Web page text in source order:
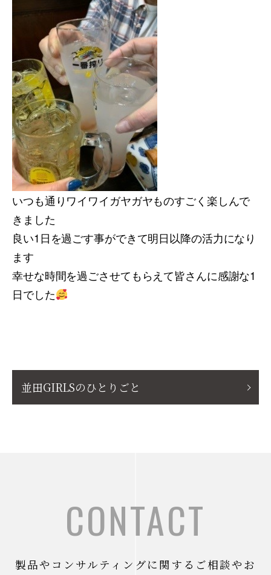
いつも通りワイワイガヤガヤものすごく楽しんで
きました
良い1日を過ごす事ができて明日以降の活力になり
ます
幸せな時間を過ごさせてもらえて皆さんに感謝な1
日でした
並田GIRLSのひとりごと
CONTACT
製品やコンサルティングに関するご相談やお